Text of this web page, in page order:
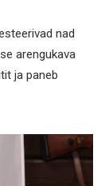
nad
arengukava
ja paneb